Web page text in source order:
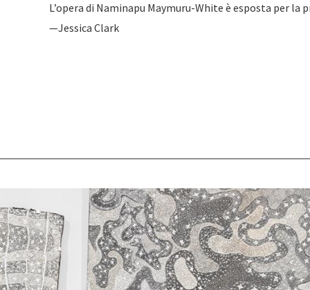
L’opera di Naminapu Maymuru-White è esposta per
—Jessica Clark